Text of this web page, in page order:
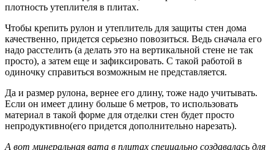
плотность утеплителя в плитах.
Чтобы крепить рулон и утеплитель для защиты стен дома
качественно, придется серьезно повозиться. Ведь сначала его
надо расстелить (а делать это на вертикальной стене не так
просто), а затем еще и зафиксировать. С такой работой в
одиночку справиться возможным не представляется.
Да и размер рулона, вернее его длину, тоже надо учитывать.
Если он имеет длину больше 6 метров, то использовать
материал в такой форме для отделки стен будет просто
непродуктивно(его придется дополнительно нарезать).
А вот минеральная вата в плитах специально создавалась для